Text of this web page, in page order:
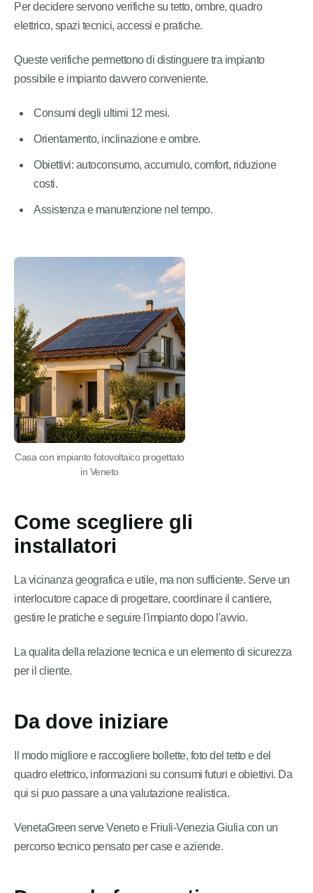
Per decidere servono verifiche su tetto, ombre, quadro
elettrico, spazi tecnici, accessi e pratiche.
Queste verifiche permettono di distinguere tra impianto
possibile e impianto davvero conveniente.
Consumi degli ultimi 12 mesi.
Orientamento, inclinazione e ombre.
Obiettivi: autoconsumo, accumulo, comfort, riduzione
costi.
Assistenza e manutenzione nel tempo.
Casa con impianto fotovoltaico progettato
in Veneto
Come scegliere gli
installatori
La vicinanza geografica e utile, ma non sufficiente. Serve un
interlocutore capace di progettare, coordinare il cantiere,
gestire le pratiche e seguire l'impianto dopo l'avvio.
La qualita della relazione tecnica e un elemento di sicurezza
per il cliente.
Da dove iniziare
Il modo migliore e raccogliere bollette, foto del tetto e del
quadro elettrico, informazioni su consumi futuri e obiettivi. Da
qui si puo passare a una valutazione realistica.
VenetaGreen serve Veneto e Friuli-Venezia Giulia con un
percorso tecnico pensato per case e aziende.